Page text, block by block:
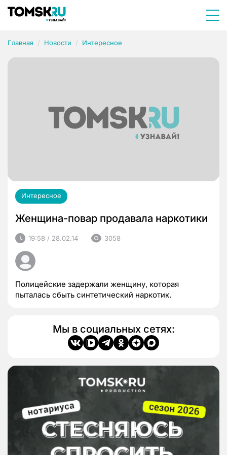
Главная Новости Интересное
Интересное
Женщина-повар продавала наркотики
19:58 / 28.02.14 3058
Полицейские задержали женщину, которая
пыталась сбыть синтетический наркотик.
Мы в социальных сетях: